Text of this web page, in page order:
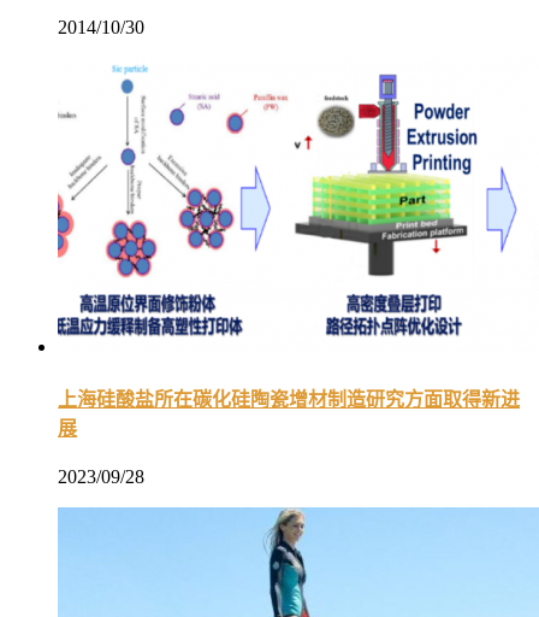
2014/10/30
上海硅酸盐所在碳化硅陶瓷增材制造研究方面取得新进
展
2023/09/28